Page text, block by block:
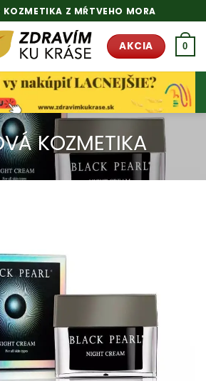
KOZMETIKA Z MŔTVEHO MORA
AKCIA 0
KOZMETIKA